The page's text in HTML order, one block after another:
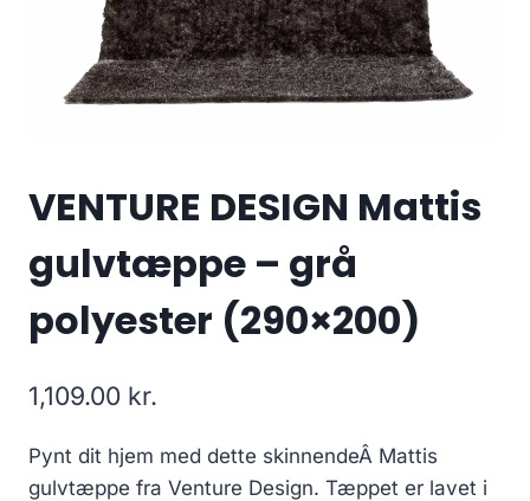
VENTURE DESIGN Mattis
gulvtæppe – grå
polyester (290×200)
1,109.00 kr.
Pynt dit hjem med dette skinnendeÂ Mattis
gulvtæppe fra Venture Design. Tæppet er lavet i